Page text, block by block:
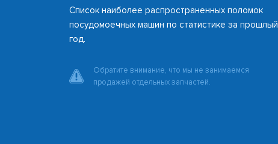
Список наиболее распространенных поломок
посудомоечных машин по статистике за прошлый
год.
Обратите внимание, что мы не занимаемся
продажей отдельных запчастей.